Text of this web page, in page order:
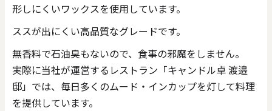
形しにくいワックスを使用しています。
ススが出にくい高品質なグレードです。
無香料で石油臭もないので、食事の邪魔をしません。
実際に当社が運営するレストラン「キャンドル卓 渡邉
邸」では、毎日多くのムード・インカップを灯して料理
を提供しています。